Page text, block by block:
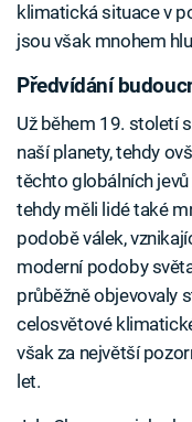
klimatická situace v
jsou však mnohem
Předvídání
Už během 19. století
naší planety, tehdy
těchto globálních
tehdy měli lidé také
podobě válek,
moderní podoby
průběžně objevovaly
celosvětové
však za největší
let.